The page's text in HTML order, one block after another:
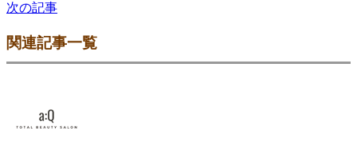
次の記事
関連記事一覧